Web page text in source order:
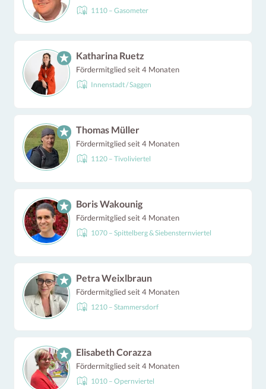
1110 – Gasometer
Katharina Ruetz
Fördermitglied seit 4 Monaten
Innenstadt / Saggen
Thomas Müller
Fördermitglied seit 4 Monaten
1120 – Tivoliviertel
Boris Wakounig
Fördermitglied seit 4 Monaten
1070 – Spittelberg & Siebensternviertel
Petra Weixlbraun
Fördermitglied seit 4 Monaten
1210 – Stammersdorf
Elisabeth Corazza
Fördermitglied seit 4 Monaten
1010 – Opernviertel